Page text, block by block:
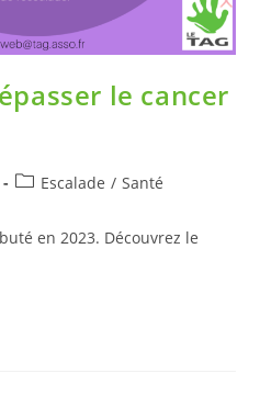
le cancer
Escalade / Santé
en 2023. Découvrez le